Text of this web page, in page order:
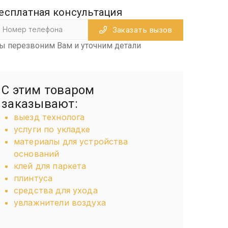
консультация
Заказать вызов
перезвоним Вам и уточним детали
С этим товаром
заказывают:
выезд технолога
услуги по укладке
материалы для устройства
оснований
клей для паркета
плинтуса
средства для ухода
увлажнители воздуха